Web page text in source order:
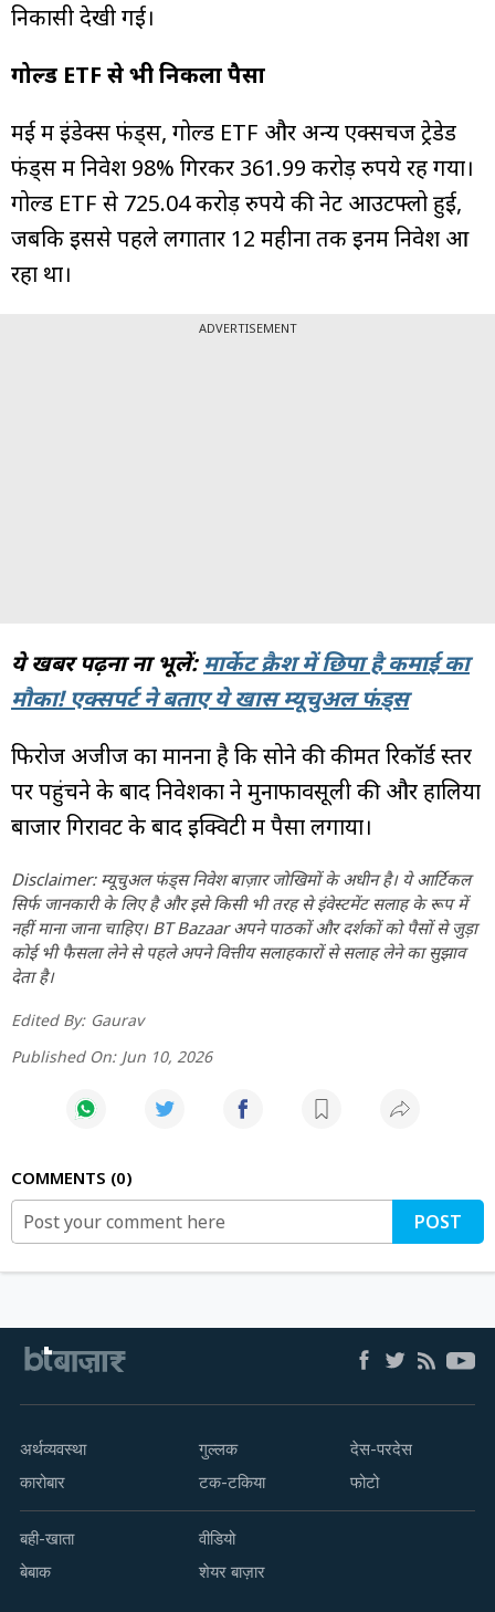
निकासी देखी गई।
गोल्ड ETF से भी निकला पैसा
मई में इंडेक्स फंड्स, गोल्ड ETF और अन्य एक्सचेंज ट्रेडेड
फंड्स में निवेश 98% गिरकर 361.99 करोड़ रुपये रह गया।
गोल्ड ETF से 725.04 करोड़ रुपये की नेट आउटफ्लो हुई,
जबकि इससे पहले लगातार 12 महीनों तक इनमें निवेश आ
रहा था।
ADVERTISEMENT
ये खबर पढ़ना ना भूलें: मार्केट क्रैश में छिपा है कमाई का
मौका! एक्सपर्ट ने बताए ये खास म्यूचुअल फंड्स
फिरोज अजीज का मानना है कि सोने की कीमतें रिकॉर्ड स्तर
पर पहुंचने के बाद निवेशकों ने मुनाफावसूली की और हालिया
बाजार गिरावट के बाद इक्विटी में पैसा लगाया।
Disclaimer: म्यूचुअल फंड्स निवेश बाज़ार जोखिमों के अधीन है। ये आर्टिकल
सिर्फ जानकारी के लिए है और इसे किसी भी तरह से इंवेस्टमेंट सलाह के रूप में
नहीं माना जाना चाहिए। BT Bazaar अपने पाठकों और दर्शकों को पैसों से जुड़ा
कोई भी फैसला लेने से पहले अपने वित्तीय सलाहकारों से सलाह लेने का सुझाव
देता है।
Edited By: Gaurav
Published On: Jun 10, 2026
COMMENTS 0
POST
अर्थव्यवस्था
कारोबार
गुल्लक
टक-टकिया
देस-परदेस
फोटो
बही-खाता
बेबाक
वीडियो
शेयर बाज़ार